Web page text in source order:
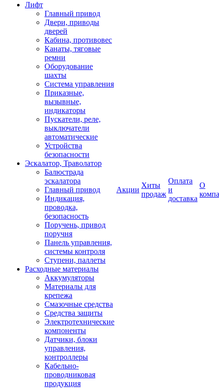
Лифт
Главный привод
Двери, приводы
дверей
Кабина, противовес
Канаты, тяговые
ремни
Оборудование
шахты
Система управления
Приказные,
вызывные,
индикаторы
Пускатели, реле,
выключатели
автоматические
Устройства
безопасности
Эскалатор, Траволатор
Балюстрада
эскалатора
Главный привод
Индикация,
проводка,
безопасность
Поручень, привод
поручня
Панель управления,
системы контроля
Ступени, паллеты
Расходные материалы
Аккумуляторы
Материалы для
крепежа
Смазочные средства
Средства защиты
Электротехнические
компоненты
Датчики, блоки
управления,
контроллеры
Кабельно-
проводниковая
продукция
Акции
Хиты
продаж
Оплата
и
доставка
О